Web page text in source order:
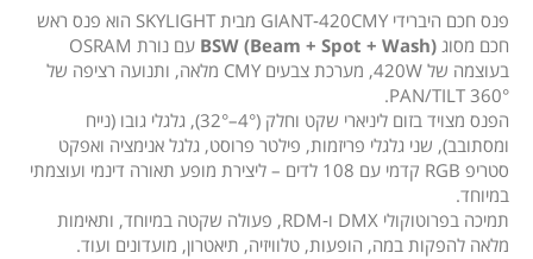
פנס חכם היברידי GIANT‑420CMY מבית SKYLIGHT הוא פנס ראש
חכם מסוג BSW (Beam + Spot + Wash)
עם נורת OSRAM
בעוצמה של 420W, מערכת צבעים CMY מלאה, ותנועה רציפה של
PAN/TILT 360°.
הפנס מצויד בזום ליניארי שקט וחלק (4°–32°), גלגלי גובו (נייח
ומסתובב), שני גלגלי פריזמות, פילטר פרוסט, גלגל אנימציה ואפקט
סטריפ RGB קדמי עם 108 לדים – ליצירת מופע תאורה דינמי ועוצמתי
במיוחד.
תמיכה בפרוטוקולי DMX ו‑RDM, פעולה שקטה במיוחד, ותאימות
מלאה להפקות במה, הופעות, טלוויזיה, תיאטרון, מועדונים ועוד.